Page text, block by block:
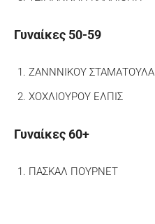
Γυναίκες 50-59
ΖΑΝΝΝΙΚΟΥ ΣΤΑΜΑΤΟΥΛΑ
ΧΟΧΛΙΟΥΡΟΥ ΕΛΠΙΣ
Γυναίκες 60+
ΠΑΣΚΑΛ ΠΟΥΡΝΕΤ